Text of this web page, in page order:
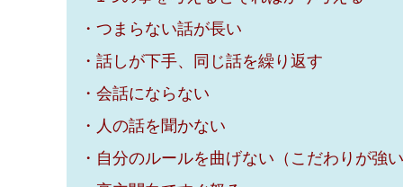
・つまらない話が長い
・話しが下手、同じ話を繰り返す
・会話にならない
・人の話を聞かない
・自分のルールを曲げない（こだわりが強い